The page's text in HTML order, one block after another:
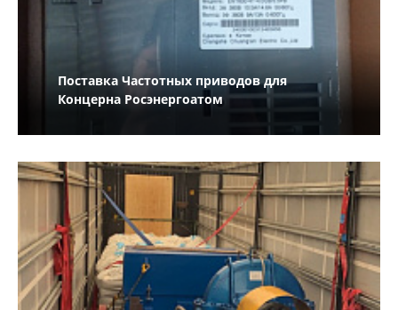
Поставка Частотных приводов для
Концерна Росэнергоатом